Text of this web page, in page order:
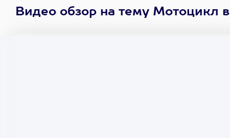
Видео обзор на тему Мотоцикл